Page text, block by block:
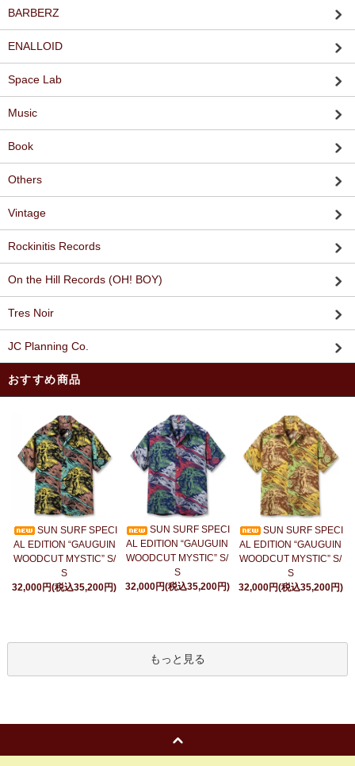
BARBERZ
ENALLOID
Space Lab
Music
Book
Others
Vintage
Rockinitis Records
On the Hill Records (OH! BOY)
Tres Noir
JC Planning Co.
おすすめ商品
SUN SURF SPECI
AL EDITION “GAUGUIN
WOODCUT MYSTIC” S/
S
32,000円(税込35,200円)
SUN SURF SPECI
AL EDITION “GAUGUIN
WOODCUT MYSTIC” S/
S
32,000円(税込35,200円)
SUN SURF SPECI
AL EDITION “GAUGUIN
WOODCUT MYSTIC” S/
S
32,000円(税込35,200円)
もっと見る